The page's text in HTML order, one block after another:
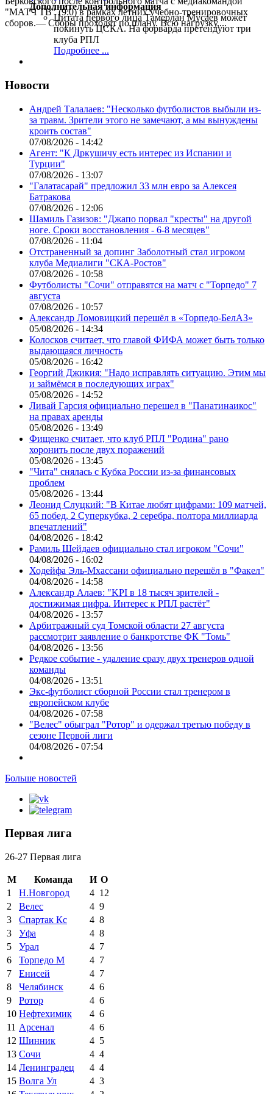
"МАТЧ ТВ" (9:0) в рамках летних учебно-тренировочных
сборов.— Сборы проходят по плану. Всю нагрузку,...
Дополнительная информация
Цитата первого лица Тамерлан Мусаев может
покинуть ЦСКА. На форварда претендуют три
клуба РПЛ
Подробнее ...
Новости
Андрей Талалаев: "Несколько футболистов выбыли из-
за травм. Зрители этого не замечают, а мы вынуждены
кроить состав"
07/08/2026 - 14:42
Агент: "К Дркушичу есть интерес из Испании и
Турции"
07/08/2026 - 13:07
"Галатасарай" предложил 33 млн евро за Алексея
Батракова
07/08/2026 - 12:06
Шамиль Газизов: "Джапо порвал "кресты" на другой
ноге. Сроки восстановления - 6-8 месяцев"
07/08/2026 - 11:04
Отстраненный за допинг Заболотный стал игроком
клуба Медиалиги "СКА-Ростов"
07/08/2026 - 10:58
Футболисты "Сочи" отправятся на матч с "Торпедо" 7
августа
07/08/2026 - 10:57
Александр Ломовицкий перешёл в «Торпедо-БелАЗ»
05/08/2026 - 14:34
Колосков считает, что главой ФИФА может быть только
выдающаяся личность
05/08/2026 - 16:42
Георгий Джикия: "Надо исправлять ситуацию. Этим мы
и займёмся в последующих играх"
05/08/2026 - 14:52
Ливай Гарсия официально перешел в "Панатинаикос"
на правах аренды
05/08/2026 - 13:49
Фищенко считает, что клуб РПЛ "Родина" рано
хоронить после двух поражений
05/08/2026 - 13:45
"Чита" снялась с Кубка России из-за финансовых
проблем
05/08/2026 - 13:44
Леонид Слуцкий: "В Китае любят цифрами: 109 матчей,
65 побед, 2 Суперкубка, 2 серебра, полтора миллиарда
впечатлений"
04/08/2026 - 18:42
Рамиль Шейдаев официально стал игроком "Сочи"
04/08/2026 - 16:02
Ходейфа Эль-Мхассани официально перешёл в "Факел"
04/08/2026 - 14:58
Александр Алаев: "KPI в 18 тысяч зрителей -
достижимая цифра. Интерес к РПЛ растёт"
04/08/2026 - 13:57
Арбитражный суд Томской области 27 августа
рассмотрит заявление о банкротстве ФК "Томь"
04/08/2026 - 13:56
Редкое событие - удаление сразу двух тренеров одной
команды
04/08/2026 - 13:51
Экс-футболист сборной России стал тренером в
европейском клубе
04/08/2026 - 07:58
"Велес" обыграл "Ротор" и одержал третью победу в
сезоне Первой лиги
04/08/2026 - 07:54
Больше новостей
Первая лига
26-27 Первая лига
М Команда И О
1
Н.Новгород 4 12
2
Велес 4 9
3
Спартак Кс 4 8
3
Уфа 4 8
5
Урал 4 7
6
Торпедо М 4 7
7
Енисей 4 7
8
Челябинск 4 6
9
Ротор 4 6
10 Нефтехимик 4 6
11 Арсенал 4 6
12 Шинник 4 5
13 Сочи 4 4
14 Ленинградец 4 4
15 Волга Ул 4 3